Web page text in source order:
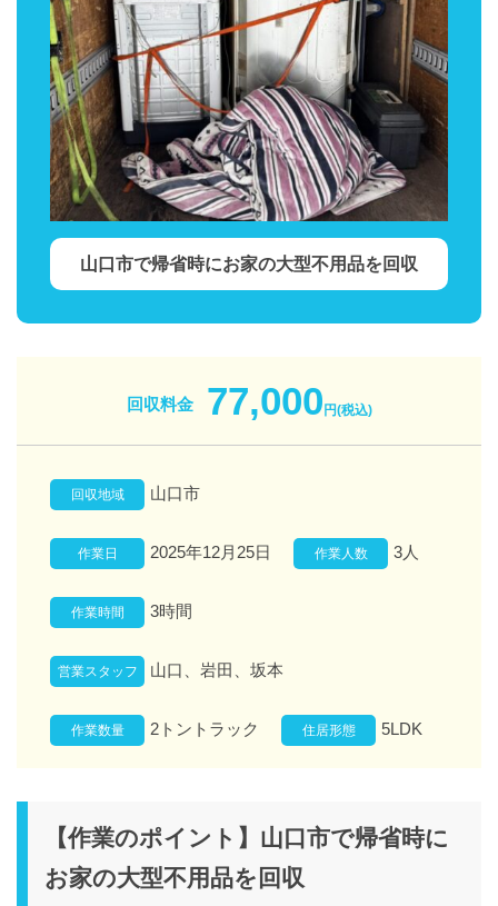
山口市で帰省時にお家の大型不用品を回収
回収料金 77,000 円(税込)
回収地域 山口市
作業日 2025年12月25日 作業人数 3人
作業時間 3時間
営業スタッフ 山口、岩田、坂本
作業数量 2トントラック 住居形態 5LDK
【作業のポイント】山口市で帰省時に
お家の大型不用品を回収